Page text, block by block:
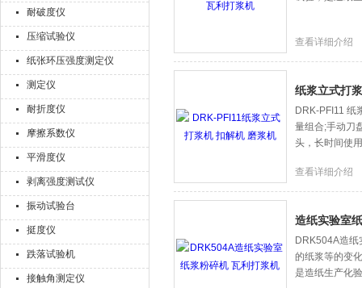
耐破度仪
压缩试验仪
纸张环压强度测定仪
测定仪
耐折度仪
摩擦系数仪
平滑度仪
剥离强度测试仪
振动试验台
挺度仪
跌落试验机
接触角测定仪
查看详细介绍
纸浆立式打
DRK-PFI11 纸
量组合;手动刀
头，长时间使
查看详细介绍
造纸实验室
DRK504A造纸
的纸浆等的变
是造纸生产化